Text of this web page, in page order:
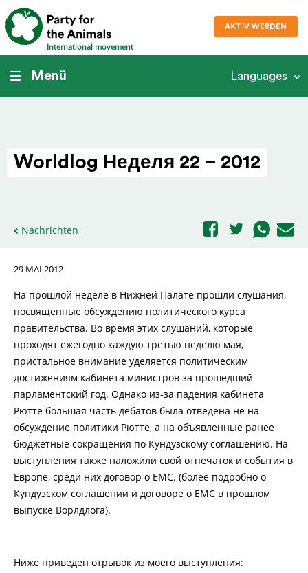
International movement
AKTIV WERDEN
Menü Languages
Worldlog Неделя 22 – 2012
Nachrichten
29 MAI 2012
На прошлой неделе в Нижней Палате прошли слушания,
посвященные обсуждению политического курса
правительства. Во время этих слушаний, которые
проходят ежегодно каждую третью неделю мая,
пристальное внимание уделяется политическим
достижениям кабинета министров за прошедший
парламентский год. Однако из-за падения кабинета
Рютте большая часть дебатов была отведена не на
обсуждение политики Рютте, а на объявленные ранее
бюджетные сокращения по Кундузскому соглашению. На
выступления также наложили свой отпечаток и события в
Европе, среди них договор о ЕМС. (более подробно о
Кундузском соглашении и договоре о ЕМС в прошлом
выпуске Ворлдлога).
Ниже приведен отрывок из моего выступления: